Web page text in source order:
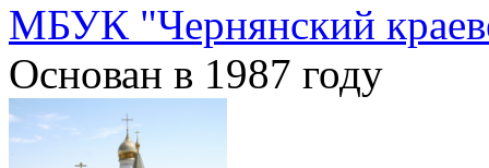
МБУК "Чернянский
Основан в 1987 году